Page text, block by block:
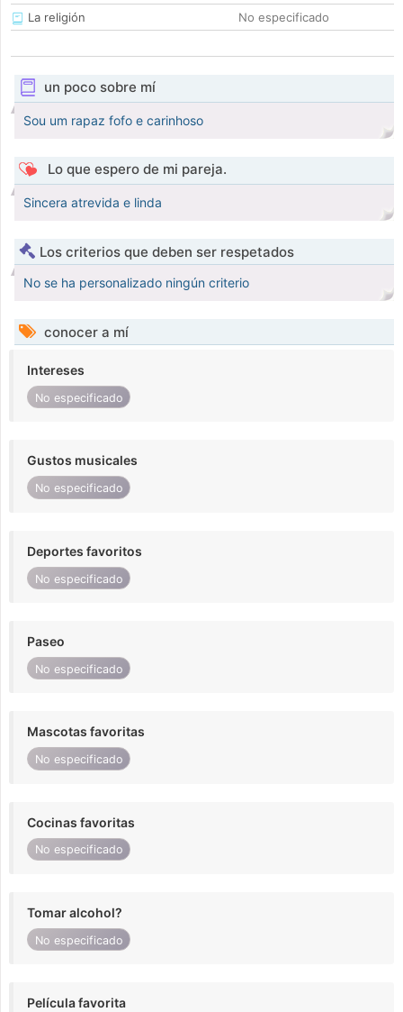
La religión
No especificado
un poco sobre mí
Sou um rapaz fofo e carinhoso
Lo que espero de mi pareja.
Sincera atrevida e linda
Los criterios que deben ser respetados
No se ha personalizado ningún criterio
conocer a mí
Intereses
No especificado
Gustos musicales
No especificado
Deportes favoritos
No especificado
Paseo
No especificado
Mascotas favoritas
No especificado
Cocinas favoritas
No especificado
Tomar alcohol?
No especificado
Película favorita